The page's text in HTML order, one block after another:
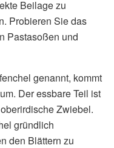
Beilage zu
Probieren Sie das
Pastasoßen und
genannt, kommt
Der essbare Teil ist
Zwiebel.
gründlich
den Blättern zu